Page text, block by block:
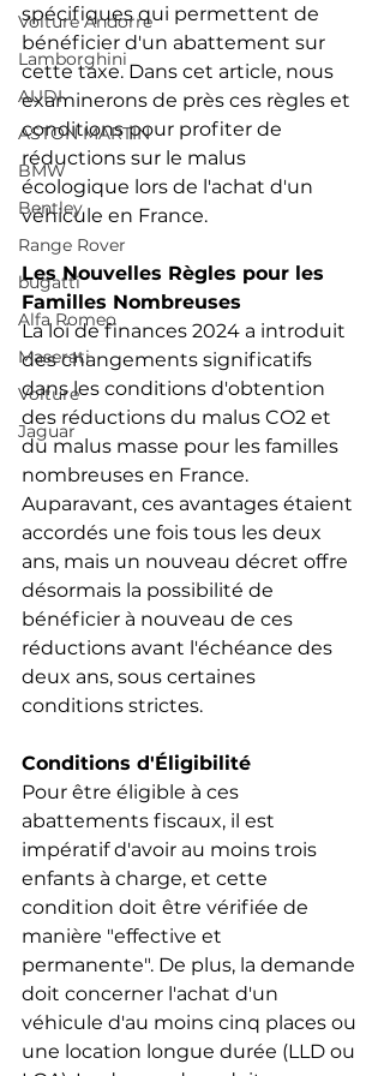
Voiture Andorre
Lamborghini
AUDI
ASTON MARTIN
BMW
Bentley
Range Rover
bugatti
Alfa Romeo
Maserati
Voiture
Jaguar
spécifiques qui permettent de
bénéficier d'un abattement sur
cette taxe. Dans cet article, nous
examinerons de près ces règles et
conditions pour profiter de
réductions sur le malus
écologique lors de l'achat d'un
véhicule en France.
Les Nouvelles Règles pour les
Familles Nombreuses
La loi de finances 2024 a introduit
des changements significatifs
dans les conditions d'obtention
des réductions du malus CO2 et
du malus masse pour les familles
nombreuses en France.
Auparavant, ces avantages étaient
accordés une fois tous les deux
ans, mais un nouveau décret offre
désormais la possibilité de
bénéficier à nouveau de ces
réductions avant l'échéance des
deux ans, sous certaines
conditions strictes.
Conditions d'Éligibilité
Pour être éligible à ces
abattements fiscaux, il est
impératif d'avoir au moins trois
enfants à charge, et cette
condition doit être vérifiée de
manière "effective et
permanente". De plus, la demande
doit concerner l'achat d'un
véhicule d'au moins cinq places ou
une location longue durée (LLD ou